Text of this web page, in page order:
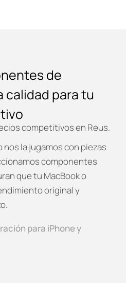
de
calidad para tu
competitivos en Reus.
nos la jugamos con piezas
componentes
que tu MacBook o
original y
para iPhone y